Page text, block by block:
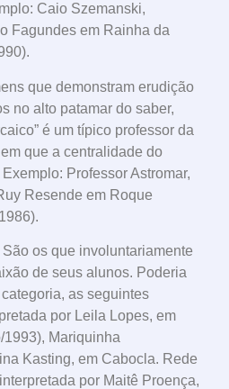
Caio Szemanski,
Fagundes em Rainha da
que demonstram erudição
no alto patamar do saber,
é um típico professor da
que a centralidade do
Professor Astromar,
Resende em Roque
os que involuntariamente
de seus alunos. Poderia
as seguintes
por Leila Lopes, em
1993), Mariquinha
Kasting, em Cabocla. Rede
por Maitê Proença,